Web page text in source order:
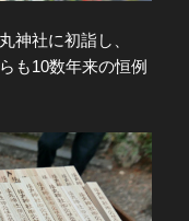
神社に初詣し、
も10数年来の恒例